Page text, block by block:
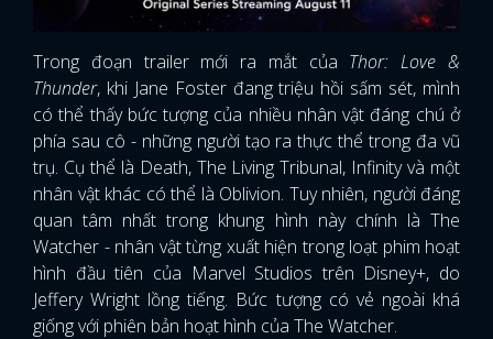
Trong đoạn trailer mới ra mắt của Thor: Love &
Thunder, khi Jane Foster đang triệu hồi sấm sét, mình
có thể thấy bức tượng của nhiều nhân vật đáng chú ở
phía sau cô - những người tạo ra thực thể trong đa vũ
trụ. Cụ thể là Death, The Living Tribunal, Infinity và một
nhân vật khác có thể là Oblivion. Tuy nhiên, người đáng
quan tâm nhất trong khung hình này chính là The
Watcher - nhân vật từng xuất hiện trong loạt phim hoạt
hình đầu tiên của Marvel Studios trên Disney+, do
Jeffery Wright lồng tiếng. Bức tượng có vẻ ngoài khá
giống với phiên bản hoạt hình của The Watcher.